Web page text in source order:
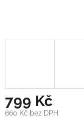
799 Kč
660 Kč bez DPH